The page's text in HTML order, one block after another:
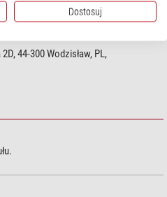
i przestrzeń kosmiczną!
model "Ziemia" z serii Celestial
oka "
bezzałogowego.
- seria
44-300 Wodzisław, PL,
Dostosuj